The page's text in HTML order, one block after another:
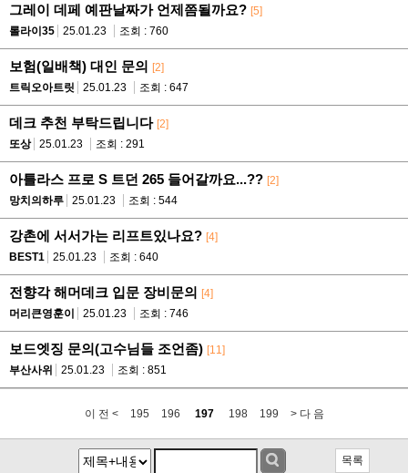
그레이 데페 예판날짜가 언제쯤될까요? [5]
롤라이35
25.01.23 조회 : 760
보험(일배책) 대인 문의 [2]
트릭오아트릿
25.01.23 조회 : 647
데크 추천 부탁드립니다 [2]
또상
25.01.23 조회 : 291
아틀라스 프로 S 트던 265 들어갈까요...?? [2]
망치의하루
25.01.23 조회 : 544
강촌에 서서가는 리프트있나요? [4]
BEST1
25.01.23 조회 : 640
전향각 해머데크 입문 장비문의 [4]
머리큰영훈이
25.01.23 조회 : 746
보드엣징 문의(고수님들 조언좀) [11]
부산사위
25.01.23 조회 : 851
이 전 < 195 196 197 198 199 > 다 음
목록